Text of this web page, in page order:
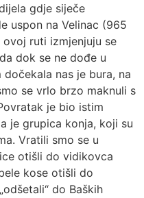
gdje siječe
uspon na Velinac (965
ruti izmjenjuju se
dok se ne dođe u
nas je bura, na
se vrlo brzo maknuli s
je bio istim
je grupica konja, koji su
Vratili smo se u
otišli do vidikovca
kose otišli do
do Baških